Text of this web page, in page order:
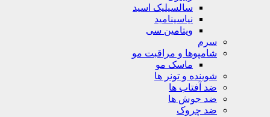
سالسیلیک اسید
نیاسینامید
ویتامین سی
شامپوها و مراقبت مو
ماسک مو
شوینده و تونر ها
ضد آفتاب ها
ضد جوش ها
ضد چروک